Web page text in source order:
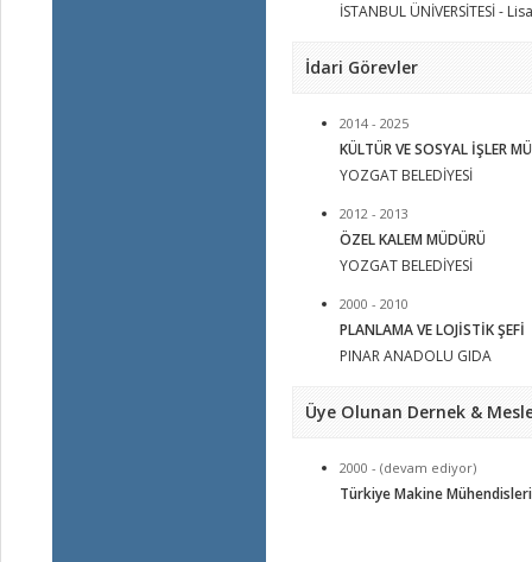
İSTANBUL ÜNİVERSİTESİ -
İdari Görevler
2014 - 2025
KÜLTÜR VE SOSYAL İŞLER
YOZGAT BELEDİYESİ
2012 - 2013
ÖZEL KALEM MÜDÜRÜ
YOZGAT BELEDİYESİ
2000 - 2010
PLANLAMA VE LOJİSTİK ŞEFİ
PINAR ANADOLU GIDA
Üye Olunan Dernek &
2000 - (devam ediyor)
Türkiye Makine Mühendisleri